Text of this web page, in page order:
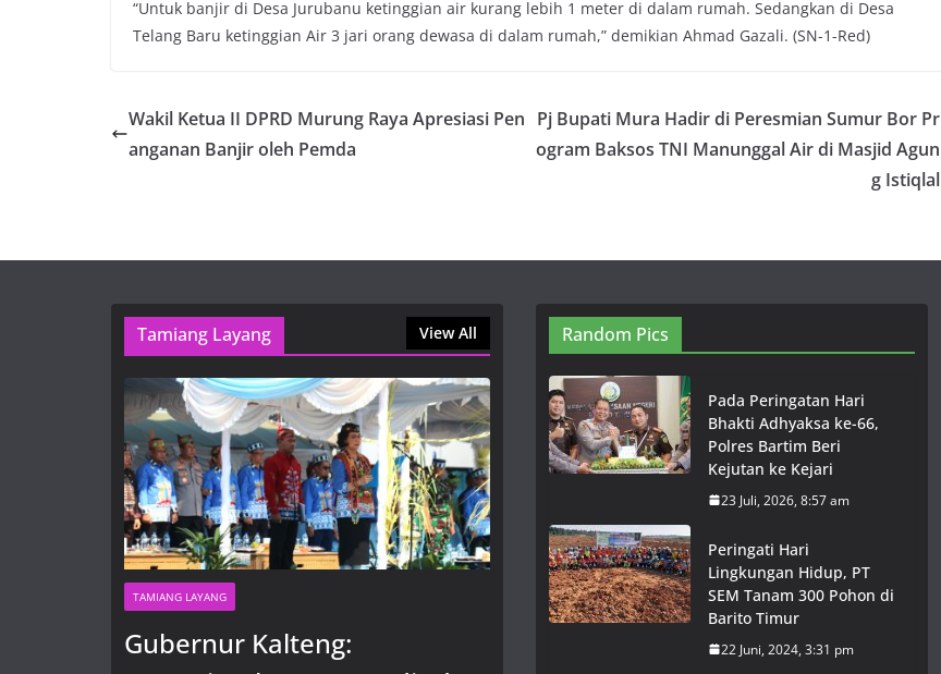
“Untuk banjir di Desa Jurubanu ketinggian air kurang lebih 1 meter di dalam rumah. Sedangkan di Desa
Telang Baru ketinggian Air 3 jari orang dewasa di dalam rumah,” demikian Ahmad Gazali. (SN-1-Red)
Wakil Ketua II DPRD Murung Raya Apresiasi Pen
anganan Banjir oleh Pemda
Pj Bupati Mura Hadir di Peresmian Sumur Bor Pr
ogram Baksos TNI Manunggal Air di Masjid Agun
g Istiqlal
Tamiang Layang View All
TAMIANG LAYANG
Gubernur Kalteng:
Random Pics
Pada Peringatan Hari
Bhakti Adhyaksa ke-66,
Polres Bartim Beri
Kejutan ke Kejari
23 Juli, 2026, 8:57 am
Peringati Hari
Lingkungan Hidup, PT
SEM Tanam 300 Pohon di
Barito Timur
22 Juni, 2024, 3:31 pm